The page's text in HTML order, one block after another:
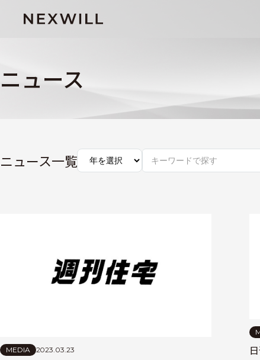
ニュース
ニュース一覧
MEDIA 2023.03.23